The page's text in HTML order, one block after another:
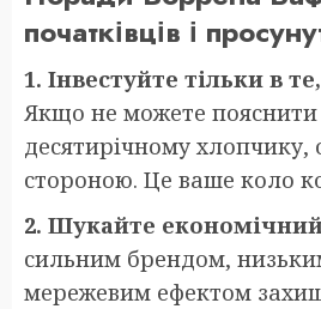
початківців і
1. Інвестуйте тільки в
Якщо не можете пояснити
десятирічному хлопчику,
стороною. Це ваше коло
2. Шукайте економічний
сильним брендом,
мережевим ефектом